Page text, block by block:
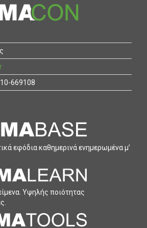
669108
εφόδια καθηµερινά ενηµερωµένα µ’
Υψηλής ποιότητας